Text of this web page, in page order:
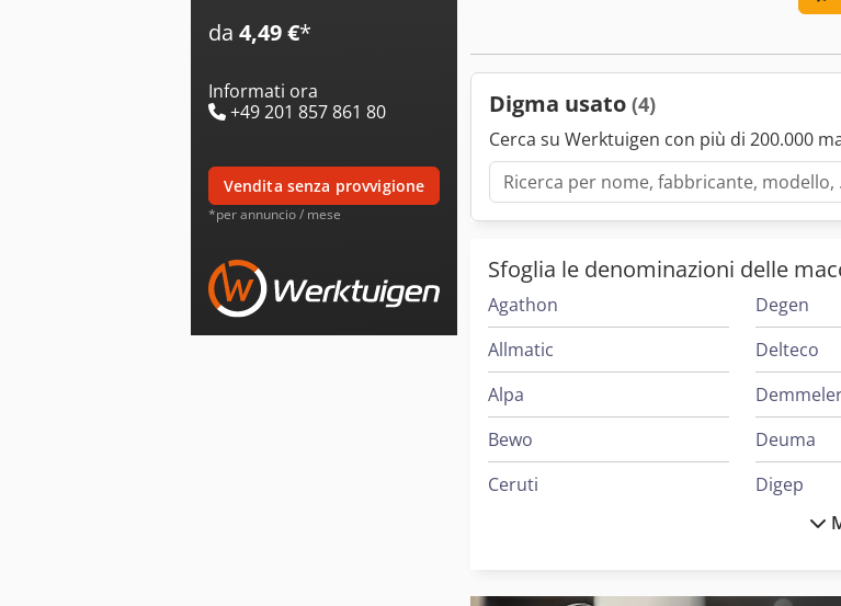
da 4,49 €*
Informati ora
+49 201 857 861 80
vendita senza provvigione
*per annuncio / mese
HSC di ricambio viene fornito con la macchina.
Digma usato (4)
Cerca su Werktuigen con più di 200.000
Sfoglia le denominazioni delle
Agathon
Allmatic
Alpa
Bewo
Ceruti
Degen
Delteco
Deuma
Digep
Dimeco